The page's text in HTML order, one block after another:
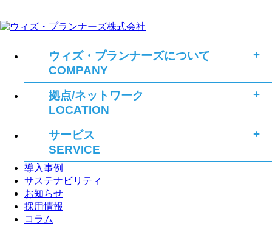
ウィズ・プランナーズについて
COMPANY
拠点/ネットワーク
LOCATION
サービス
SERVICE
導入事例
サステナビリティ
お知らせ
採用情報
コラム